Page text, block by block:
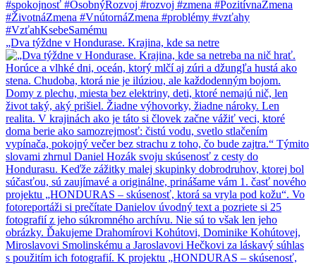
„Dva týždne v Hondurase. Krajina, kde sa netre